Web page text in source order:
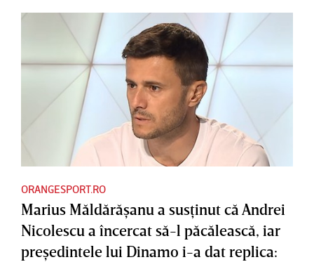
ORANGESPORT.RO
Marius Măldărăşanu a susţinut că Andrei
Nicolescu a încercat să-l păcălească, iar
preşedintele lui Dinamo i-a dat replica: